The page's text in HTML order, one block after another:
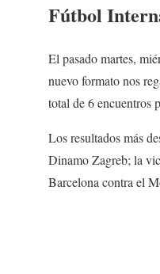
Fútbol
El pasado martes,
nuevo formato nos
total de 6 encuentros
Los resultados más
Dinamo Zagreb; la
Barcelona contra el